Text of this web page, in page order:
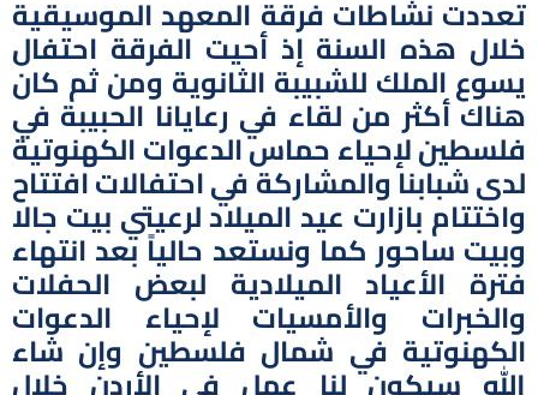
تعددت نشاطات فرقة المعهد الموسيقية
خلال هذه السنة إذ أحيت الفرقة احتفال
يسوع الملك للشبيبة الثانوية ومن ثم كان
هناك أكثر من لقاء في رعايانا الحبيبة في
فلسطين لإحياء حماس الدعوات الكهنوتية
لدى شبابنا والمشاركة في احتفالات افتتاح
واختتام بازارت عيد الميلاد لرعيتي بيت جالا
وبيت ساحور كما ونستعد حالياً بعد انتهاء
فترة الأعياد الميلادية لبعض الحفلات
والخبرات والأمسيات لإحياء الدعوات
الكهنوتية في شمال فلسطين وإن شاء
الله سيكون لنا عمل في الأردن خلال